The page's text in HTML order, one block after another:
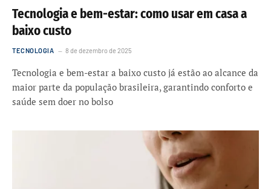
Tecnologia e bem-estar: como usar em casa a
baixo custo
TECNOLOGIA 8 de dezembro de 2025
Tecnologia e bem-estar a baixo custo já estão ao alcance da
maior parte da população brasileira, garantindo conforto e
saúde sem doer no bolso